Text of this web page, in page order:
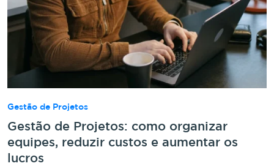
Gestão de Projetos
Gestão de Projetos: como organizar
equipes, reduzir custos e aumentar os
lucros